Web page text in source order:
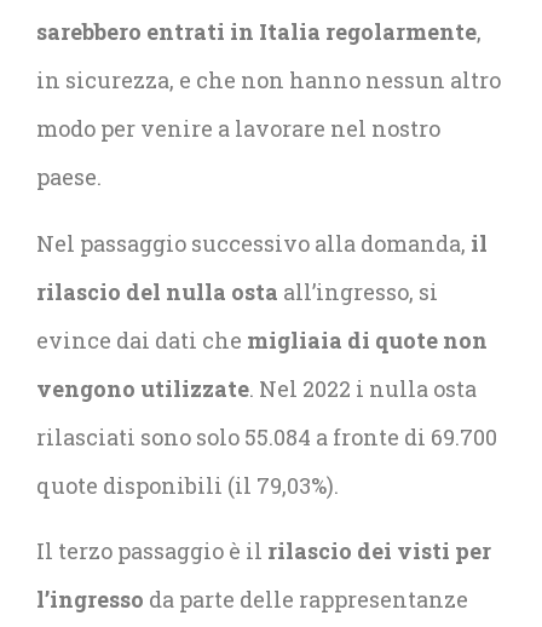
sarebbero entrati in Italia regolarmente,
in sicurezza, e che non hanno nessun altro
modo per venire a lavorare nel nostro
paese.
Nel passaggio successivo alla domanda, il
rilascio del nulla osta all’ingresso, si
evince dai dati che migliaia di quote non
vengono utilizzate. Nel 2022 i nulla osta
rilasciati sono solo 55.084 a fronte di 69.700
quote disponibili (il 79,03%).
Il terzo passaggio è il rilascio dei visti per
l’ingresso da parte delle rappresentanze